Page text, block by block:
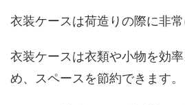
衣装ケースは荷造りの際に非常
衣装ケースは衣類や小物を効
め、スペースを節約できます。